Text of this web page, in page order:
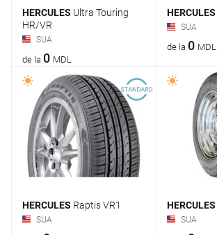
HERCULES Ultra Touring
HR/VR
SUA
de la 0 MDL
HERCULES
SUA
de la 0 MDL
HERCULES Raptis VR1
SUA
HERCULES
SUA